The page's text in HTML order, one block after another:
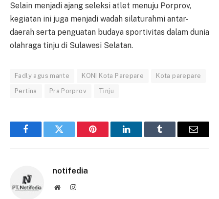
Selain menjadi ajang seleksi atlet menuju Porprov,
kegiatan ini juga menjadi wadah silaturahmi antar-
daerah serta penguatan budaya sportivitas dalam dunia
olahraga tinju di Sulawesi Selatan.
Fadly agus mante KONI Kota Parepare Kota parepare
Pertina Pra Porprov Tinju
FacebookTwitter Pinterest LinkedInTumblr Email
notifedia
WebsiteInstagram